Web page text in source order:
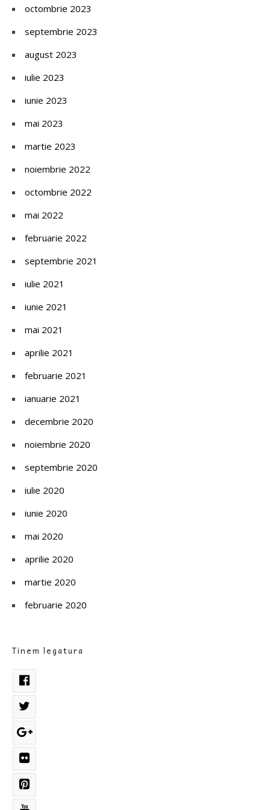
octombrie 2023
septembrie 2023
august 2023
iulie 2023
iunie 2023
mai 2023
martie 2023
noiembrie 2022
octombrie 2022
mai 2022
februarie 2022
septembrie 2021
iulie 2021
iunie 2021
mai 2021
aprilie 2021
februarie 2021
ianuarie 2021
decembrie 2020
noiembrie 2020
septembrie 2020
iulie 2020
iunie 2020
mai 2020
aprilie 2020
martie 2020
februarie 2020
Tinem legatura